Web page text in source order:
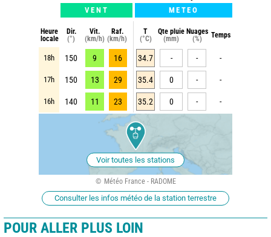
VENT METEO
Heure
locale
Dir.
(°)
Vit.
(km/h)
Raf.
(km/h)
T
(°C)
Qte pluie
(mm)
Nuages
(%)
Temps
18h 150 9 16 34.7 - - -
17h 150 13 29 35.4 0 - -
16h 140 11 23 35.2 0 - -
Voir toutes les stations
Météo France - RADOME
Consulter les infos météo de la station terrestre
POUR ALLER PLUS LOIN